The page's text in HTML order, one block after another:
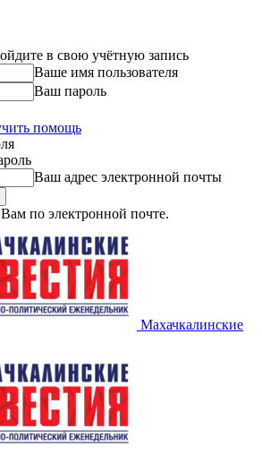
в свою учётную запись
Ваше имя пользователя
Ваш пароль
помощь
Ваш адрес электронной почты
по электронной почте.
Махачкалинские